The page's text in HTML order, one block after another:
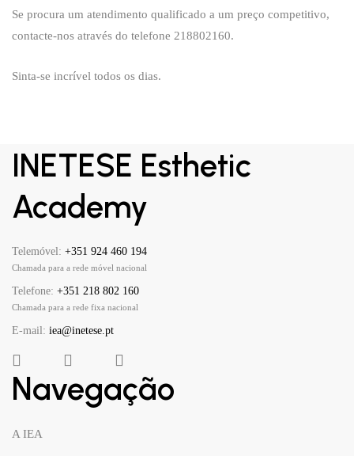
Se procura um atendimento qualificado a um preço competitivo,
contacte-nos através do telefone 218802160.
Sinta-se incrível todos os dias.
INETESE Esthetic
Academy
Telemóvel: +351 924 460 194
Chamada para a rede móvel nacional
Telefone: +351 218 802 160
Chamada para a rede fixa nacional
E-mail: iea@inetese.pt
Navegação
A IEA